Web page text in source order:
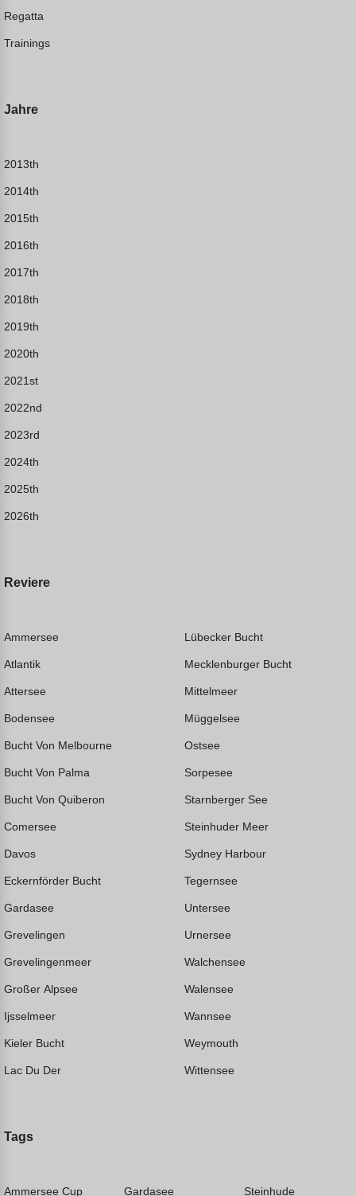
Regatta
Trainings
Jahre
2013th
2014th
2015th
2016th
2017th
2018th
2019th
2020th
2021st
2022nd
2023rd
2024th
2025th
2026th
Reviere
Ammersee
Atlantik
Attersee
Bodensee
Bucht Von Melbourne
Bucht Von Palma
Bucht Von Quiberon
Comersee
Davos
Eckernförder Bucht
Gardasee
Grevelingen
Grevelingenmeer
Großer Alpsee
Ijsselmeer
Kieler Bucht
Lac Du Der
Lübecker Bucht
Mecklenburger Bucht
Mittelmeer
Müggelsee
Ostsee
Sorpesee
Starnberger See
Steinhuder Meer
Sydney Harbour
Tegernsee
Untersee
Urnersee
Walchensee
Walensee
Wannsee
Weymouth
Wittensee
Tags
Ammersee Cup Gardasee Steinhude